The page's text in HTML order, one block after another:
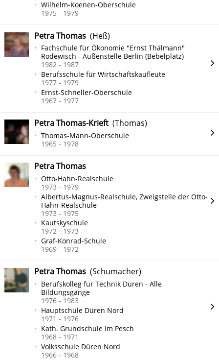
Wilhelm-Koenen-Oberschule
1975 - 1979
Petra Thomas (Heß)
Fachschule für Ökonomie "Ernst Thälmann"
Rodewisch - Außenstelle Berlin (Bebelplatz)
1982 - 1987
Berufsschule für Wirtschaftskaufleute
1977 - 1979
Ernst-Schneller-Oberschule
1967 - 1977
Petra Thomas-Krieft (Thomas)
Thomas-Mann-Oberschule
1965 - 1978
Petra Thomas
Otto-Hahn-Realschule
1973 - 1979
Albertus-Magnus-Realschule, Zweigstelle der Otto-
Hahn-Realschule
1973 - 1975
Kautskyschule
1972 - 1973
Graf-Konrad-Schule
1969 - 1972
Petra Thomas (Schumacher)
Berufskolleg für Technik Düren - Alle
Bildungsgänge
1976 - 1983
Hauptschule Düren Nord
1971 - 1976
Kath. Grundschule Im Pesch
1968 - 1971
Volksschule Düren Nord
1966 - 1968